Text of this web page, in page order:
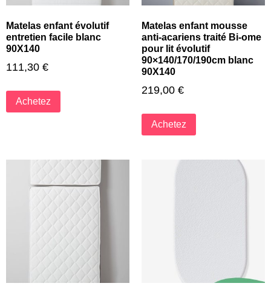
Matelas enfant évolutif
entretien facile blanc
90X140
111,30 €
Achetez
Matelas enfant mousse
anti-acariens traité Bi-ome
pour lit évolutif
90×140/170/190cm blanc
90X140
219,00 €
Achetez